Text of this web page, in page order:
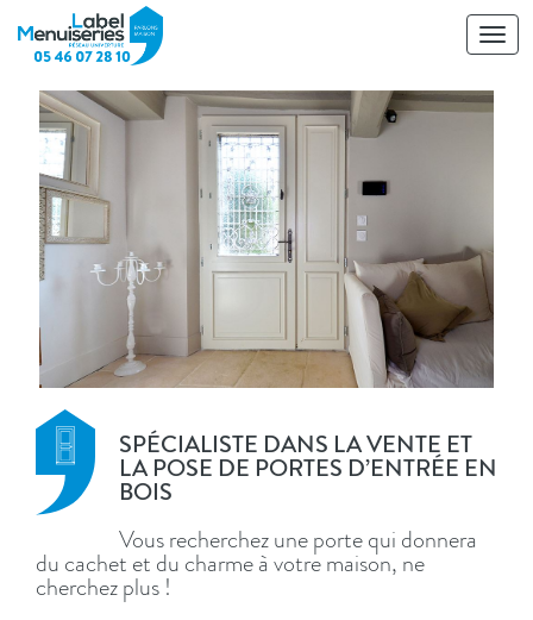
SPÉCIALISTE DANS LA VENTE ET
LA POSE DE PORTES D’ENTRÉE EN
BOIS
Vous recherchez une porte qui donnera
du cachet et du charme à votre maison, ne
cherchez plus !